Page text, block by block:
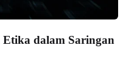
dalam Saringan